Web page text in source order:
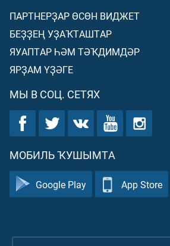
ПАРТНЕРҘАР ӨСӨН ВИДЖЕТ
БЕҘҘЕҢ УҘАҠТАШТАР
ЯУАПТАР ҺӘМ ТӘҠДИМДӘР
ЯРҘАМ ҮҘӘГЕ
МЫ В СОЦ. СЕТЯХ
МОБИЛЬ ҠУШЫМТА
Google Play App Store